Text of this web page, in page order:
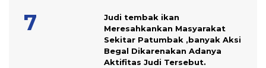
Judi tembak ikan
Meresahkankan Masyarakat
Sekitar Patumbak ,banyak Aksi
Begal Dikarenakan Adanya
Aktifitas Judi Tersebut.